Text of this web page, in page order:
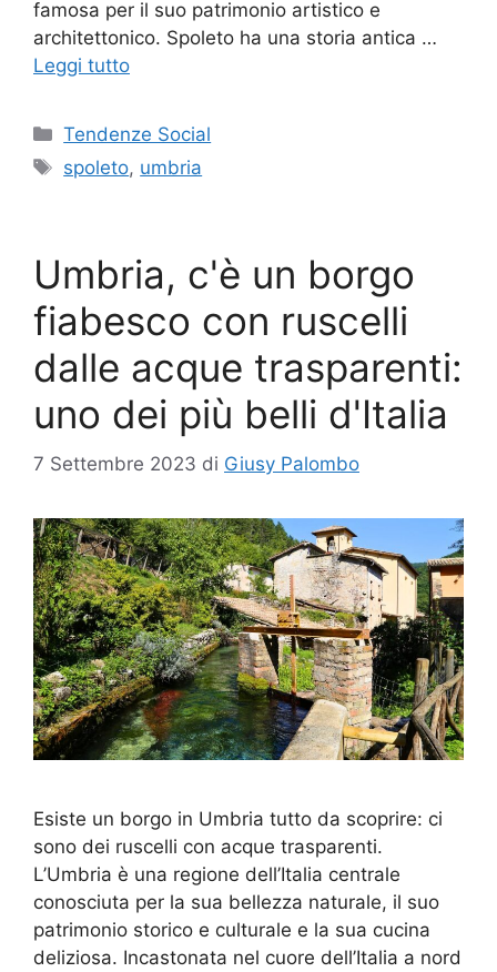
famosa per il suo patrimonio artistico e
architettonico. Spoleto ha una storia antica …
Leggi tutto
Categorie
Tendenze Social
Tag
spoleto, umbria
Umbria, c'è un borgo
fiabesco con ruscelli
dalle acque trasparenti:
uno dei più belli d'Italia
7 Settembre 2023 di Giusy Palombo
Esiste un borgo in Umbria tutto da scoprire: ci
sono dei ruscelli con acque trasparenti.
L’Umbria è una regione dell’Italia centrale
conosciuta per la sua bellezza naturale, il suo
patrimonio storico e culturale e la sua cucina
deliziosa. Incastonata nel cuore dell’Italia a nord